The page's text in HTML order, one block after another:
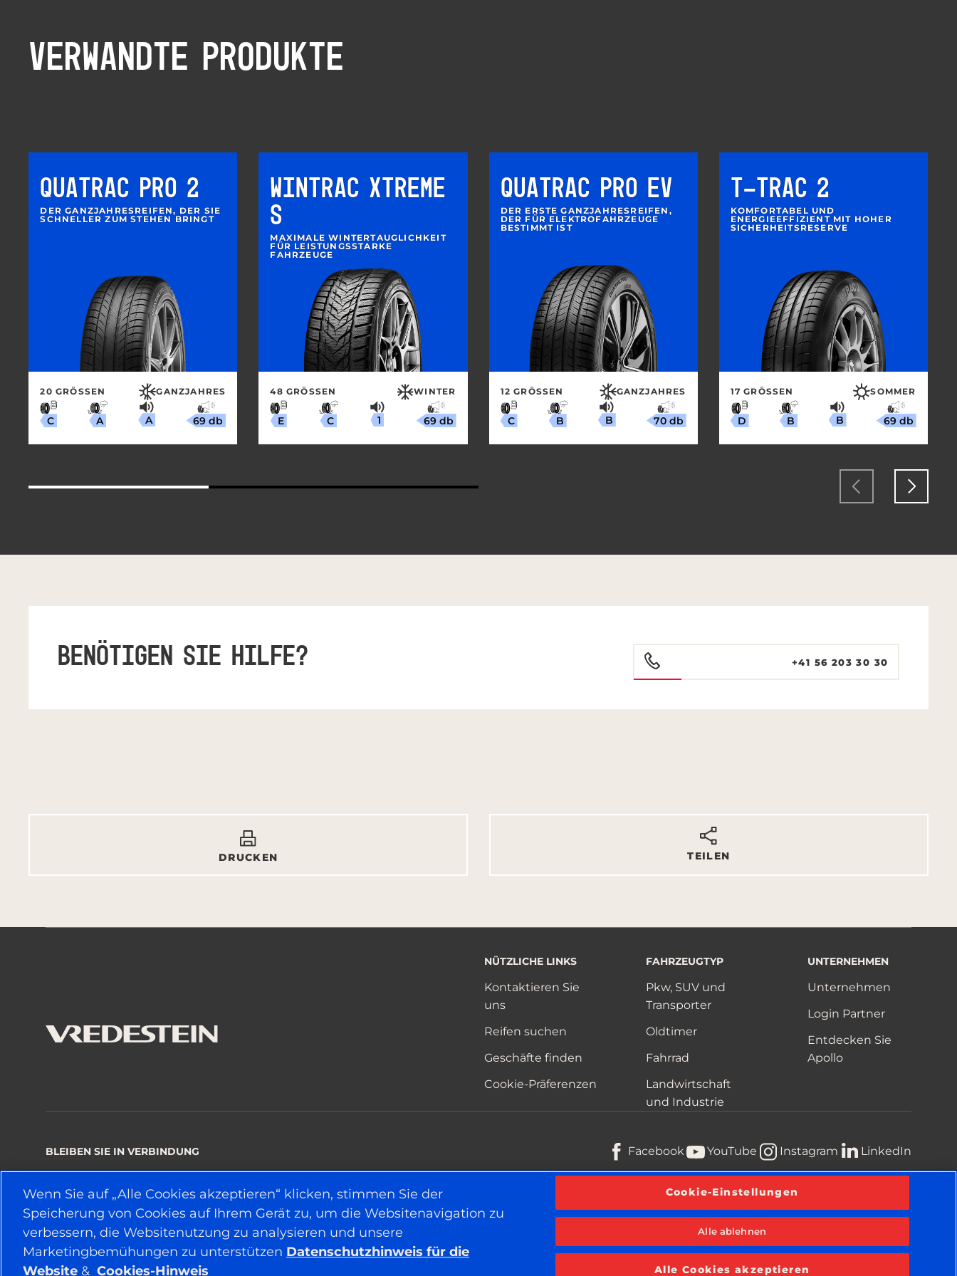
VERWANDTE PRODUKTE
QUATRAC PRO 2
DER GANZJAHRESREIFEN, DER SIE
SCHNELLER ZUM STEHEN BRINGT
20 GRÖSSEN GANZJAHRES
C A A 69 db
WINTRAC XTREME
S
MAXIMALE WINTERTAUGLICHKEIT
FÜR LEISTUNGSSTARKE
FAHRZEUGE
48 GRÖSSEN WINTER
E C 1 69 db
QUATRAC PRO EV
DER ERSTE GANZJAHRESREIFEN,
DER FÜR ELEKTROFAHRZEUGE
BESTIMMT IST
12 GRÖSSEN GANZJAHRES
C B B 70 db
T-TRAC 2
KOMFORTABEL UND
ENERGIEEFFIZIENT MIT HOHER
SICHERHEITSRESERVE
17 GRÖSSEN SOMMER
D B B 69 db
BENÖTIGEN SIE HILFE? +41 56 203 30 30
DRUCKEN TEILEN
NÜTZLICHE LINKS
Kontaktieren Sie
uns
Reifen suchen
Geschäfte finden
Cookie-Präferenzen
FAHRZEUGTYP
Pkw, SUV und
Transporter
Oldtimer
Fahrrad
Landwirtschaft
und Industrie
UNTERNEHMEN
Unternehmen
Login Partner
Entdecken Sie
Apollo
BLEIBEN SIE IN VERBINDUNG Facebook YouTube Instagram LinkedIn
Datenschutzhinweis für die Website
Wenn Sie auf „Alle Cookies akzeptieren“ klicken, stimmen Sie der
Speicherung von Cookies auf Ihrem Gerät zu, um die Websitenavigation zu
verbessern, die Websitenutzung zu analysieren und unsere
Marketingbemühungen zu unterstützen Datenschutzhinweis für die
Website & Cookies-Hinweis
Cookie-Einstellungen
Alle ablehnen
Alle Cookies akzeptieren